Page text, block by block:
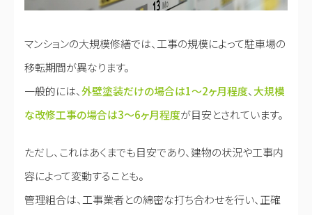
マンションの大規模修繕では、工事の規模によって駐車場の
移転期間が異なります。
一般的には、外壁塗装だけの場合は1～2ヶ月程度、大規模
な改修工事の場合は3～6ヶ月程度が目安とされています。
ただし、これはあくまでも目安であり、建物の状況や工事内
容によって変動することも。
管理組合は、工事業者との綿密な打ち合わせを行い、正確